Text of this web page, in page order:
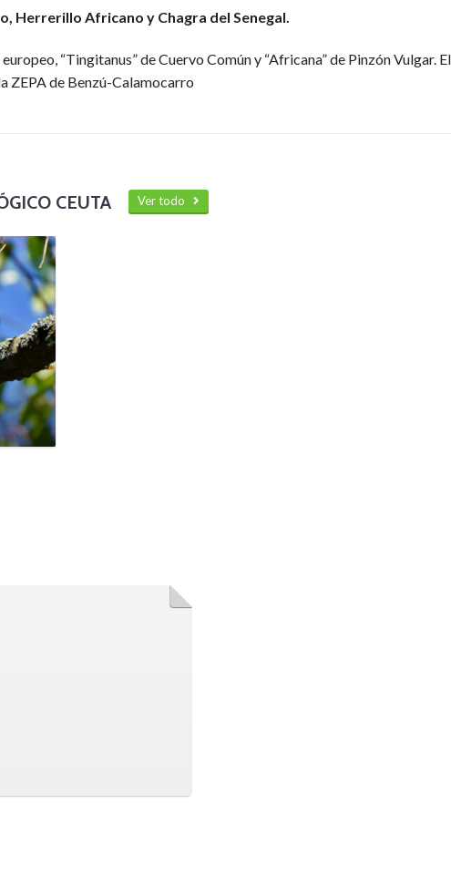
Herrerillo Africano y Chagra del Senegal.
“Tingitanus” de Cuervo Común y “Africana” de Pinzón Vulgar. El
ZEPA de Benzú-Calamocarro
CEUTA Ver todo